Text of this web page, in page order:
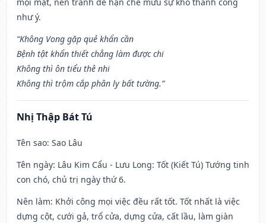
như ý.
“Không Vong gặp quẻ khẩn cần
Bệnh tật khẩn thiết chẳng làm được chi
Không thì ôn tiểu thê nhi
Không thì trộm cắp phân ly bất tường.”
Nhị Thập Bát Tú
Tên sao: Sao Lâu
Tên ngày: Lâu Kim Cẩu - Lưu Long: Tốt (Kiết Tú) Tướng tinh
con chó, chủ trị ngày thứ 6.
Nên làm: Khởi công mọi việc đều rất tốt. Tốt nhất là việc
dựng cột, cưới gả, trổ cửa, dựng cửa, cất lầu, làm giàn